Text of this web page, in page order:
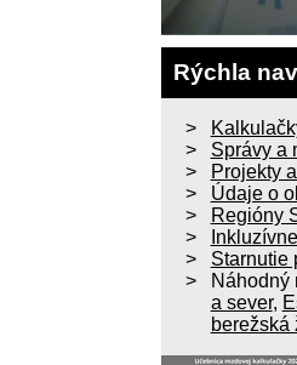
Rýchla
Správy a
Projekty
Údaje o
Regióny
Starnutie
Náhodný
a sever,
berežská